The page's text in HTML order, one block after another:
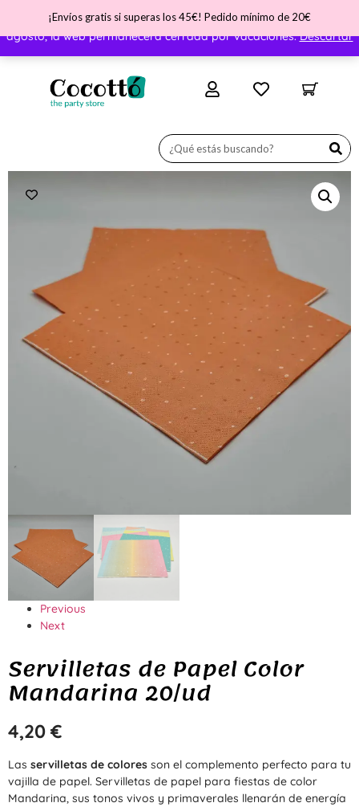
¡Nos vamos de vacaciones! ATENCIÓN - Del día 31 de julio al 11 de
agosto, la web permanecerá cerrada por vacaciones.Descartar
¡Envíos gratis si superas los 45€! Pedido mínimo de 20€
Previous
Next
Servilletas de Papel Color
Mandarina 20/ud
4,20 €
Las servilletas de colores son el complemento perfecto para tu
vajilla de papel. Servilletas de papel para fiestas de color
Mandarina, sus tonos vivos y primaverales llenarán de energía